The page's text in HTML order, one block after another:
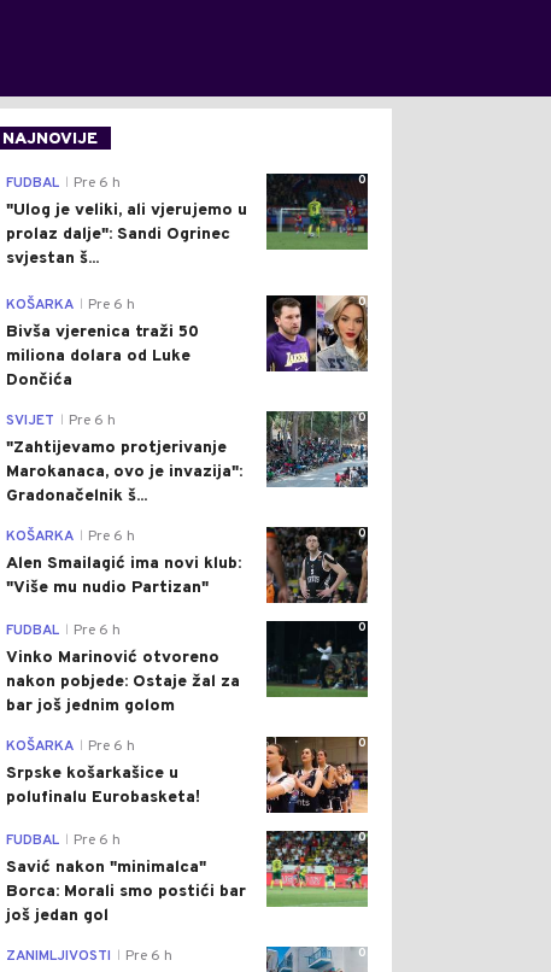
NAJNOVIJE
0
FUDBAL Pre 6 h
"Ulog je veliki, ali vjerujemo u
prolaz dalje": Sandi Ogrinec
svjestan š...
0
KOŠARKA Pre 6 h
Bivša vjerenica traži 50
miliona dolara od Luke
Dončića
0
SVIJET Pre 6 h
"Zahtijevamo protjerivanje
Marokanaca, ovo je invazija":
Gradonačelnik š...
0
KOŠARKA Pre 6 h
Alen Smailagić ima novi klub:
"Više mu nudio Partizan"
0
FUDBAL Pre 6 h
Vinko Marinović otvoreno
nakon pobjede: Ostaje žal za
bar još jednim golom
0
KOŠARKA Pre 6 h
Srpske košarkašice u
polufinalu Eurobasketa!
0
FUDBAL Pre 6 h
Savić nakon "minimalca"
Borca: Morali smo postići bar
još jedan gol
0
ZANIMLJIVOSTI Pre 6 h